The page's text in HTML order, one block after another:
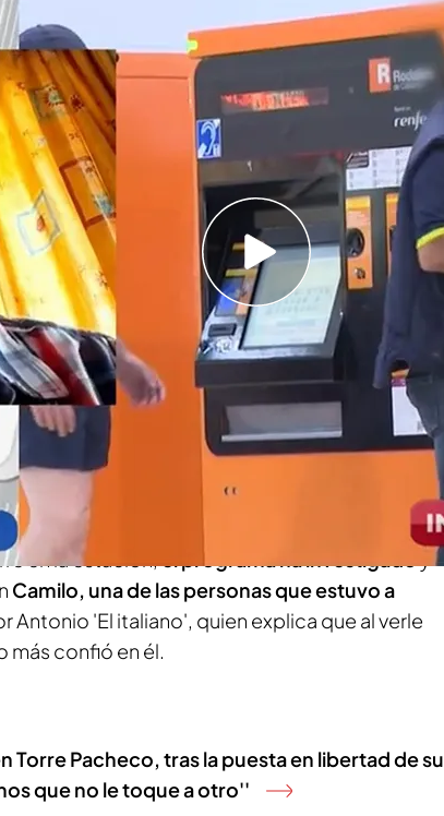
un trabajador más y aprovecha para robar a
de la estafadora Anna Vicente apuntan a que
del díay en la estación de Sants en Barcelona
'En boca de todos'
de ha trasladado hasta allí
de Antonio 'El Italiano', un hombre que se
de la estación que ofrece ayuda, pero
a los usuarios.
en la estación, el programa ha investigado
Camilo, una de las personas que estuvo a
Antonio 'El italiano', quien explica que al verle
confió en él.
Torre Pacheco, tras la puesta en libertad de su
que no le toque a otro''